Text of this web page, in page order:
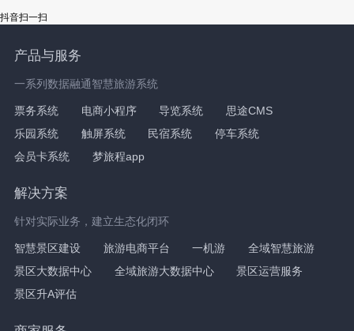
抖音扫一扫
产品与服务
一系列数据融通智慧旅游系统
票务系统 电商小程序 导览系统
思途CMS
乐园系统
触屏系统 民宿系统
停车系统
会员卡系统
梦旅程app
解决方案
针对实际业务，建立生态化闭环
智慧景区建设 旅游电商平台 一机游
全域智慧旅游
景区大数据中心
全域旅游大数据中心
景区运营服务
景区升A评估